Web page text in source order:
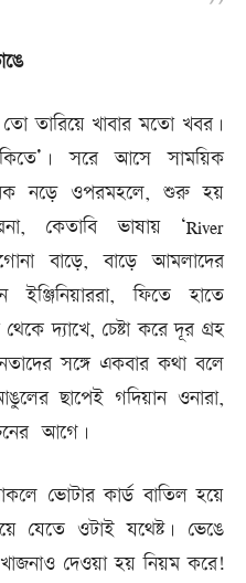
তারিয়ে খাবার মতো খবর।
সরে আসে সাময়িক
টনক নড়ে ওপরমহলে, শুরু হয়
কেতাবি ভাষায় ‘River
বাড়ে, বাড়ে আমলাদের
ফিতে হাতে
দ্যাখে, চেষ্টা করে দূর গ্রহ
সঙ্গে একবার কথা বলে
ছাপেই গদিয়ান ওনারা,
আগে।
ভোটার কার্ড বাতিল হয়ে
যেতে ওটাই যথেষ্ট। ভেঙে
দেওয়া হয় নিয়ম করে!